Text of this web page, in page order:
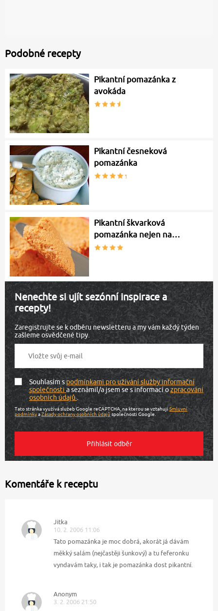
Podobné recepty
Pikantní pomazánka z
avokáda
Pikantní česneková
pomazánka
Pikantní škvarková
pomazánka nejen na…
Nenechte si ujít sezónní inspirace a
recepty!
Zaregistrujte se k odběru newsletteru a my vám každý týden
zašleme osvědčené tipy.
Souhlasím spodmínkami pro užívání služby informační
společnostia seznámil/a jsem se s informací ozpracování
osobních údajů.
Tato stránka využívá služeb Google reCAPTCHA, na kterou se vztahujíSmluvní
podmínkyaZásady ochrany osobních údajů společnosti Google.
Komentáře k receptu
Jitka
10. 2. 2006 11:06
Tato pomazánka je moc dobrá, akorát já dávám
měkký salám (nejčastěji šunkový) a tu feferonku
vyndavám taky, i tak je pomazánka dost pikantní.
Anonym
3. 2. 2006 21:50